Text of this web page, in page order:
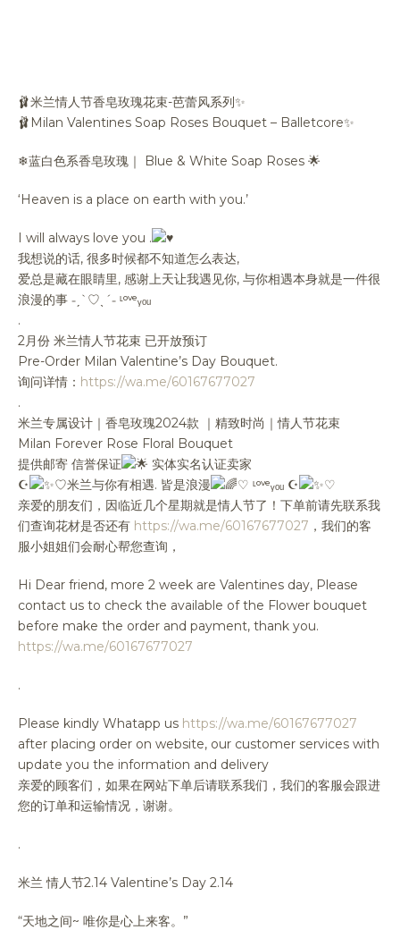
🩰米兰情人节香皂玫瑰花束-芭蕾风系列✨
🩰Milan Valentines Soap Roses Bouquet – Balletcore✨
❄蓝白色系香皂玫瑰｜ Blue & White Soap Roses 🌟
‘Heaven is a place on earth with you.’
I will always love you .
我想说的话, 很多时候都不知道怎么表达,
爱总是藏在眼睛里, 感谢上天让我遇见你, 与你相遇本身就是一件很
浪漫的事 ˗ˏˋ♡ˎˊ˗ ᶫᵒᵛᵉᵧₒᵤ
.
2月份 米兰情人节花束 已开放预订
Pre-Order Milan Valentine’s Day Bouquet.
询问详情： https://wa.me/60167677027
.
米兰专属设计｜香皂玫瑰2024款 ｜精致时尚｜情人节花束
Milan Forever Rose Floral Bouquet
提供邮寄 信誉保证
实体实名认证卖家
☪︎
♡米兰与你有相遇. 皆是浪漫 ♡ ᶫᵒᵛᵉᵧₒᵤ ☪︎
♡
亲爱的朋友们，因临近几个星期就是情人节了！下单前请先联系我
们查询花材是否还有 https://wa.me/60167677027 ，我们的客
服小姐姐们会耐心帮您查询，
Hi Dear friend, more 2 week are Valentines day, Please
contact us to check the available of the Flower bouquet
before make the order and payment, thank you.
https://wa.me/60167677027
.
Please kindly Whatapp us https://wa.me/60167677027
after placing order on website, our customer services with
update you the information and delivery
亲爱的顾客们，如果在网站下单后请联系我们，我们的客服会跟进
您的订单和运输情况，谢谢。
.
米兰 情人节2.14 Valentine’s Day 2.14
“天地之间~ 唯你是心上来客。”